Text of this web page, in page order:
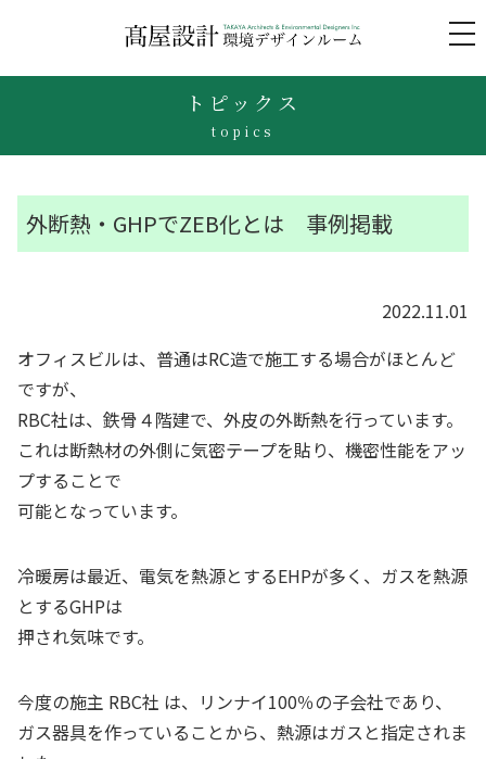
トピックス
topics
外断熱・GHPでZEB化とは 事例掲載
2022.11.01
オフィスビルは、普通はRC造で施工する場合がほとんど
ですが、
RBC社は、鉄骨４階建で、外皮の外断熱を行っています。
これは断熱材の外側に気密テープを貼り、機密性能をアッ
プすることで
可能となっています。
冷暖房は最近、電気を熱源とするEHPが多く、ガスを熱源
とするGHPは
押され気味です。
今度の施主 RBC社 は、リンナイ100％の子会社であり、
ガス器具を作っていることから、熱源はガスと指定されま